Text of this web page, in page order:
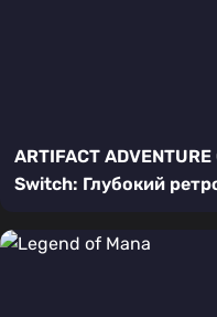
ARTIFACT
Switch: Глубокий